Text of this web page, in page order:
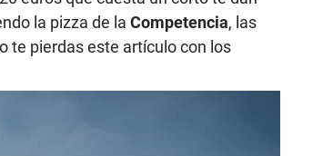
la pizza de la Competencia, las
te pierdas este artículo con los